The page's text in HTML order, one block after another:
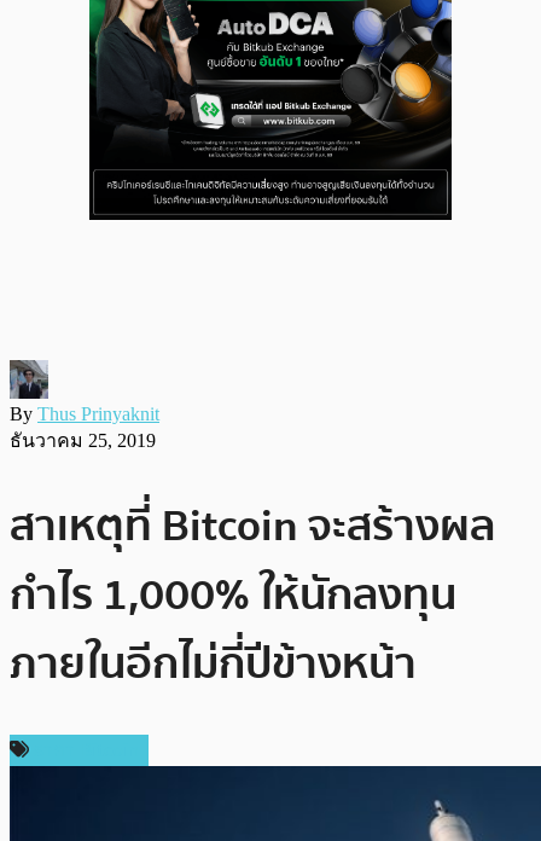
By Thus Prinyaknit
ธันวาคม 25, 2019
สาเหตุที่ Bitcoin จะสร้างผล
กำไร 1,000% ให้นักลงทุน
ภายในอีกไม่กี่ปีข้างหน้า